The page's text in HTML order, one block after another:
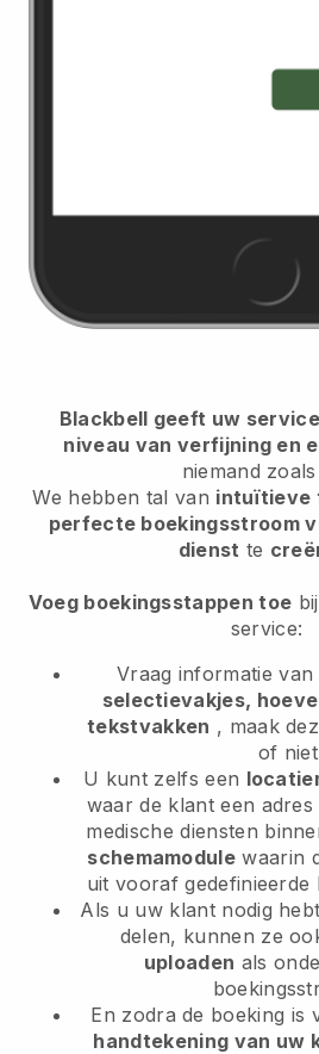
Blackbell geeft uw
niveau van verfijning en
niemand
We hebben tal van intuïtieve
perfecte boekingsstroom
dienst te
Voeg boekingsstappen toe
service:
Vraag informatie
selectievakjes,
tekstvakken , maak
of
U kunt zelfs een
waar de klant een
medische diensten
schemamodule waarin
uit vooraf gedefinieerde
Als u uw klant nodig
delen, kunnen ze
uploaden als
En zodra de boeking is
handtekening van uw